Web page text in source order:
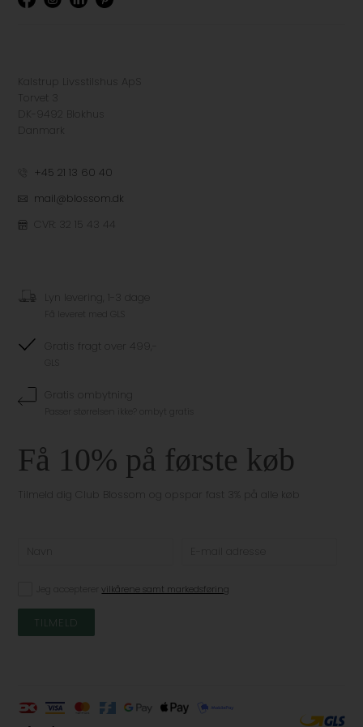
Kalstrup Livsstilshus ApS
Torvet 3
DK-9492 Blokhus
Danmark
+45 21 13 60 40
mail@blossom.dk
CVR: 32 15 43 44
Lyn levering, 1-3 dage
Få leveret med GLS
Gratis fragt over 499,-
Gratis ombytning
Passer størrelsen ikke? ombyt gratis
Få 10% på første køb
Tilmeld dig Club Blossom og opspar fast 3% på alle køb
Jeg accepterervilkårene samt markedsføring